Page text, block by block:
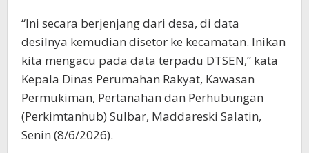
“Ini secara berjenjang dari desa, di data
desilnya kemudian disetor ke kecamatan. Inikan
kita mengacu pada data terpadu DTSEN,” kata
Kepala Dinas Perumahan Rakyat, Kawasan
Permukiman, Pertanahan dan Perhubungan
(Perkimtanhub) Sulbar, Maddareski Salatin,
Senin (8/6/2026).